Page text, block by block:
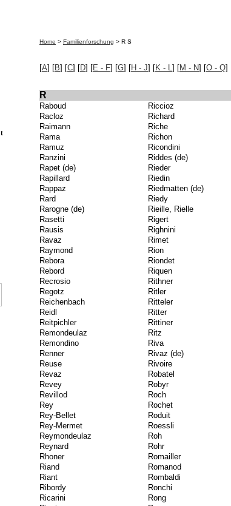
Home > Familienforschung > R S
[A] [B] [C] [D] [E - F] [G] [H - J] [K - L] [M - N] [O - Q]
R
Raboud Riccioz
Racloz
Richard
Raimann
Riche
Rama
Richon
Ramuz
Ricondini
Ranzini
Riddes (de)
Rapet (de)
Rieder
Rapillard
Riedin
Rappaz
Riedmatten (de)
Rard
Riedy
Rarogne (de)
Rieille, Rielle
Rasetti
Rigert
Rausis
Righnini
Ravaz
Rimet
Raymond
Rion
Rebora
Riondet
Rebord
Riquen
Recrosio
Rithner
Regotz
Ritler
Reichenbach
Ritteler
Reidl
Ritter
Reitpichler
Rittiner
Remondeulaz
Ritz
Remondino
Riva
Renner
Rivaz (de)
Reuse
Rivoire
Revaz
Robatel
Revey
Robyr
Revillod
Roch
Rey
Rochet
Rey-Bellet
Roduit
Rey-Mermet
Roessli
Reymondeulaz
Roh
Reynard
Rohr
Rhoner
Romailler
Riand
Romanod
Riant
Rombaldi
Ribordy
Ronchi
Ricarini
Rong